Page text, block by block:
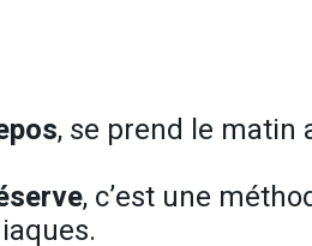
, se prend le matin
, c’est une